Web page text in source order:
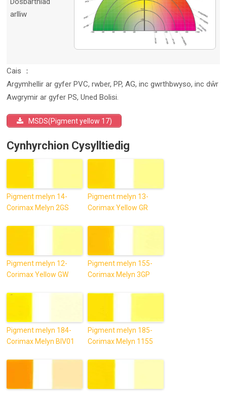
arlliw
Cais ：
Argymhellir ar gyfer PVC, rwber, PP, AG, inc gwrthbwyso, inc dŵr
Awgrymir ar gyfer PS, Uned Bolisi.
MSDS(Pigment yellow 17)
Cynhyrchion Cysylltiedig
Pigment melyn 14-
Corimax Melyn 2GS
Pigment melyn 13-
Corimax Yellow GR
Pigment melyn 12-
Corimax Yellow GW
Pigment melyn 155-
Corimax Melyn 3GP
Pigment melyn 184-
Corimax Melyn BIV01
Pigment melyn 185-
Corimax Melyn 1155